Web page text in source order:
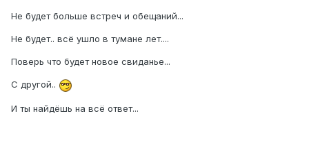
Не будет больше встреч и обещаний...
Не будет.. всё ушло в тумане лет....
Поверь что будет новое свиданье...
С другой..
И ты найдёшь на всё ответ...